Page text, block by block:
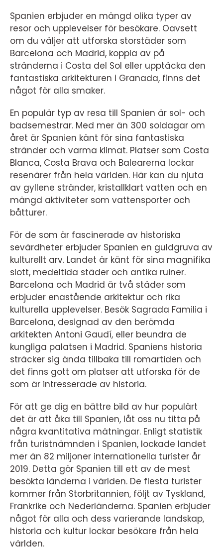
Spanien erbjuder en mängd olika typer av
resor och upplevelser för besökare. Oavsett
om du väljer att utforska storstäder som
Barcelona och Madrid, koppla av på
stränderna i Costa del Sol eller upptäcka den
fantastiska arkitekturen i Granada, finns det
något för alla smaker.
En populär typ av resa till Spanien är sol- och
badsemestrar. Med mer än 300 soldagar om
året är Spanien känt för sina fantastiska
stränder och varma klimat. Platser som Costa
Blanca, Costa Brava och Balearerna lockar
resenärer från hela världen. Här kan du njuta
av gyllene stränder, kristallklart vatten och en
mängd aktiviteter som vattensporter och
båtturer.
För de som är fascinerade av historiska
sevärdheter erbjuder Spanien en guldgruva av
kulturellt arv. Landet är känt för sina magnifika
slott, medeltida städer och antika ruiner.
Barcelona och Madrid är två städer som
erbjuder enastående arkitektur och rika
kulturella upplevelser. Besök Sagrada Familia i
Barcelona, designad av den berömda
arkitekten Antoni Gaudí, eller beundra de
kungliga palatsen i Madrid. Spaniens historia
sträcker sig ända tillbaka till romartiden och
det finns gott om platser att utforska för de
som är intresserade av historia.
För att ge dig en bättre bild av hur populärt
det är att åka till Spanien, låt oss nu titta på
några kvantitativa mätningar. Enligt statistik
från turistnämnden i Spanien, lockade landet
mer än 82 miljoner internationella turister år
2019. Detta gör Spanien till ett av de mest
besökta länderna i världen. De flesta turister
kommer från Storbritannien, följt av Tyskland,
Frankrike och Nederländerna. Spanien erbjuder
något för alla och dess varierande landskap,
historia och kultur lockar besökare från hela
världen.